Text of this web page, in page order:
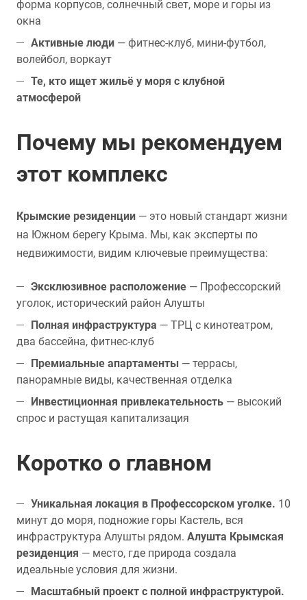
форма корпусов, солнечный свет, море и горы из
окна
Активные люди — фитнес-клуб, мини-футбол,
волейбол, воркаут
Те, кто ищет жильё у моря с клубной
атмосферой
Почему мы рекомендуем
этот комплекс
Крымские резиденции — это новый стандарт жизни
на Южном берегу Крыма. Мы, как эксперты по
недвижимости, видим ключевые преимущества:
Эксклюзивное расположение — Профессорский
уголок, исторический район Алушты
Полная инфраструктура — ТРЦ с кинотеатром,
два бассейна, фитнес-клуб
Премиальные апартаменты — террасы,
панорамные виды, качественная отделка
Инвестиционная привлекательность — высокий
спрос и растущая капитализация
Коротко о главном
Уникальная локация в Профессорском уголке. 10
минут до моря, подножие горы Кастель, вся
инфраструктура Алушты рядом. Алушта Крымская
резиденция — место, где природа создала
идеальные условия для жизни.
Масштабный проект с полной инфраструктурой.